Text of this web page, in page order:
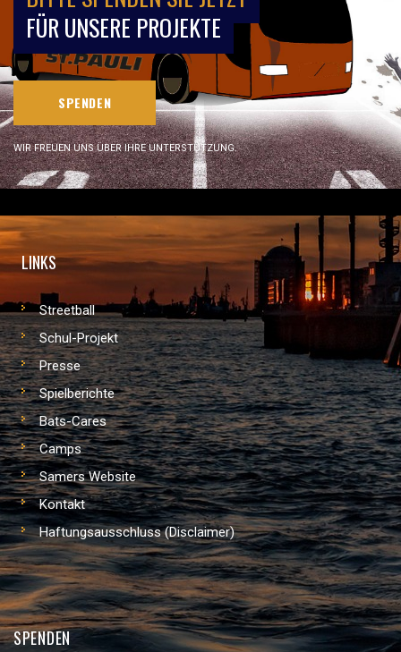
FÜR UNSERE PROJEKTE
SPENDEN
WIR FREUEN UNS ÜBER IHRE UNTERSTÜTZUNG.
LINKS
Streetball
Schul-Projekt
Presse
Spielberichte
Bats-Cares
Camps
Samers Website
Kontakt
Haftungsausschluss (Disclaimer)
SPENDEN